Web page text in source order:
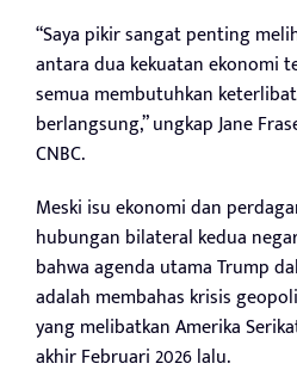
“Saya pikir sangat penting
antara dua kekuatan ekonomi
semua membutuhkan
berlangsung,” ungkap Jane
CNBC.
Meski isu ekonomi dan
hubungan bilateral kedua
bahwa agenda utama Trump
adalah membahas krisis
yang melibatkan Amerika
akhir Februari 2026 lalu.